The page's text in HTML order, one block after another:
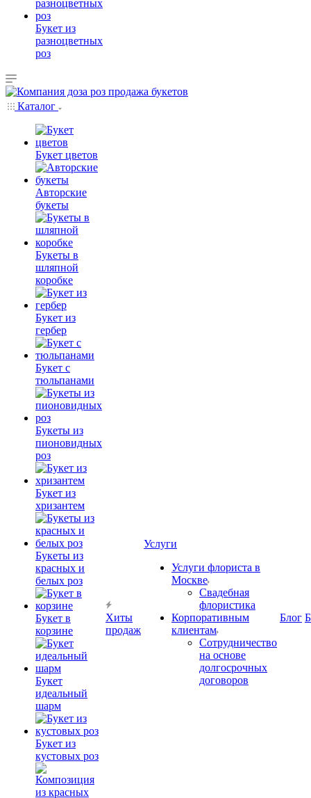
Букет из
разноцветных
роз
Каталог
Букет цветов
Авторские
букеты
Букеты в
шляпной
коробке
Букет из
гербер
Букет с
тюльпанами
Букеты из
пионовидных
роз
Букет из
хризантем
Букеты из
красных и
белых роз
Букет в
корзине
Букет
идеальный
шарм
Букет из
кустовых роз
Хиты
продаж
Услуги
Услуги флориста в
Москве
Свадебная
флористика
Корпоративным
клиентам
Сотрудничество
на основе
долгосрочных
договоров
Блог